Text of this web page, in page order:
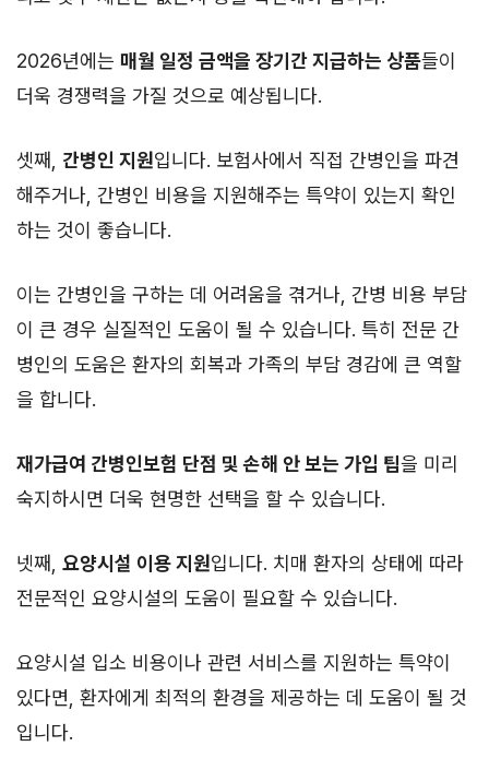
2026년에는 매월 일정 금액을 장기간 지급하는 상품들이
더욱 경쟁력을 가질 것으로 예상됩니다.
셋째, 간병인 지원입니다. 보험사에서 직접 간병인을 파견
해주거나, 간병인 비용을 지원해주는 특약이 있는지 확인
하는 것이 좋습니다.
이는 간병인을 구하는 데 어려움을 겪거나, 간병 비용 부담
이 큰 경우 실질적인 도움이 될 수 있습니다. 특히 전문 간
병인의 도움은 환자의 회복과 가족의 부담 경감에 큰 역할
을 합니다.
재가급여 간병인보험 단점 및 손해 안 보는 가입 팁을 미리
숙지하시면 더욱 현명한 선택을 할 수 있습니다.
넷째, 요양시설 이용 지원입니다. 치매 환자의 상태에 따라
전문적인 요양시설의 도움이 필요할 수 있습니다.
요양시설 입소 비용이나 관련 서비스를 지원하는 특약이
있다면, 환자에게 최적의 환경을 제공하는 데 도움이 될 것
입니다.